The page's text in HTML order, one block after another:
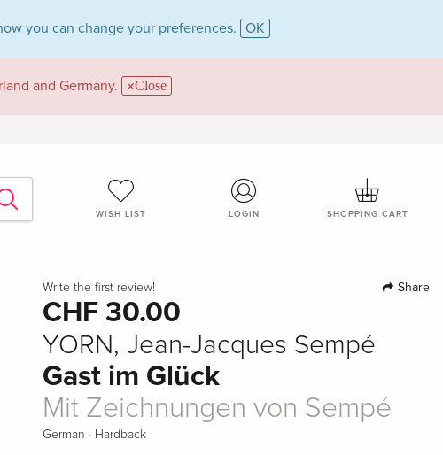
you can change your preferences. OK
and Germany. Close
WISH LIST LOGIN SHOPPING CART
Write the first review! Share
CHF 30.00
YORN, Jean-Jacques Sempé
Gast im Glück
Mit Zeichnungen von Sempé
German · Hardback